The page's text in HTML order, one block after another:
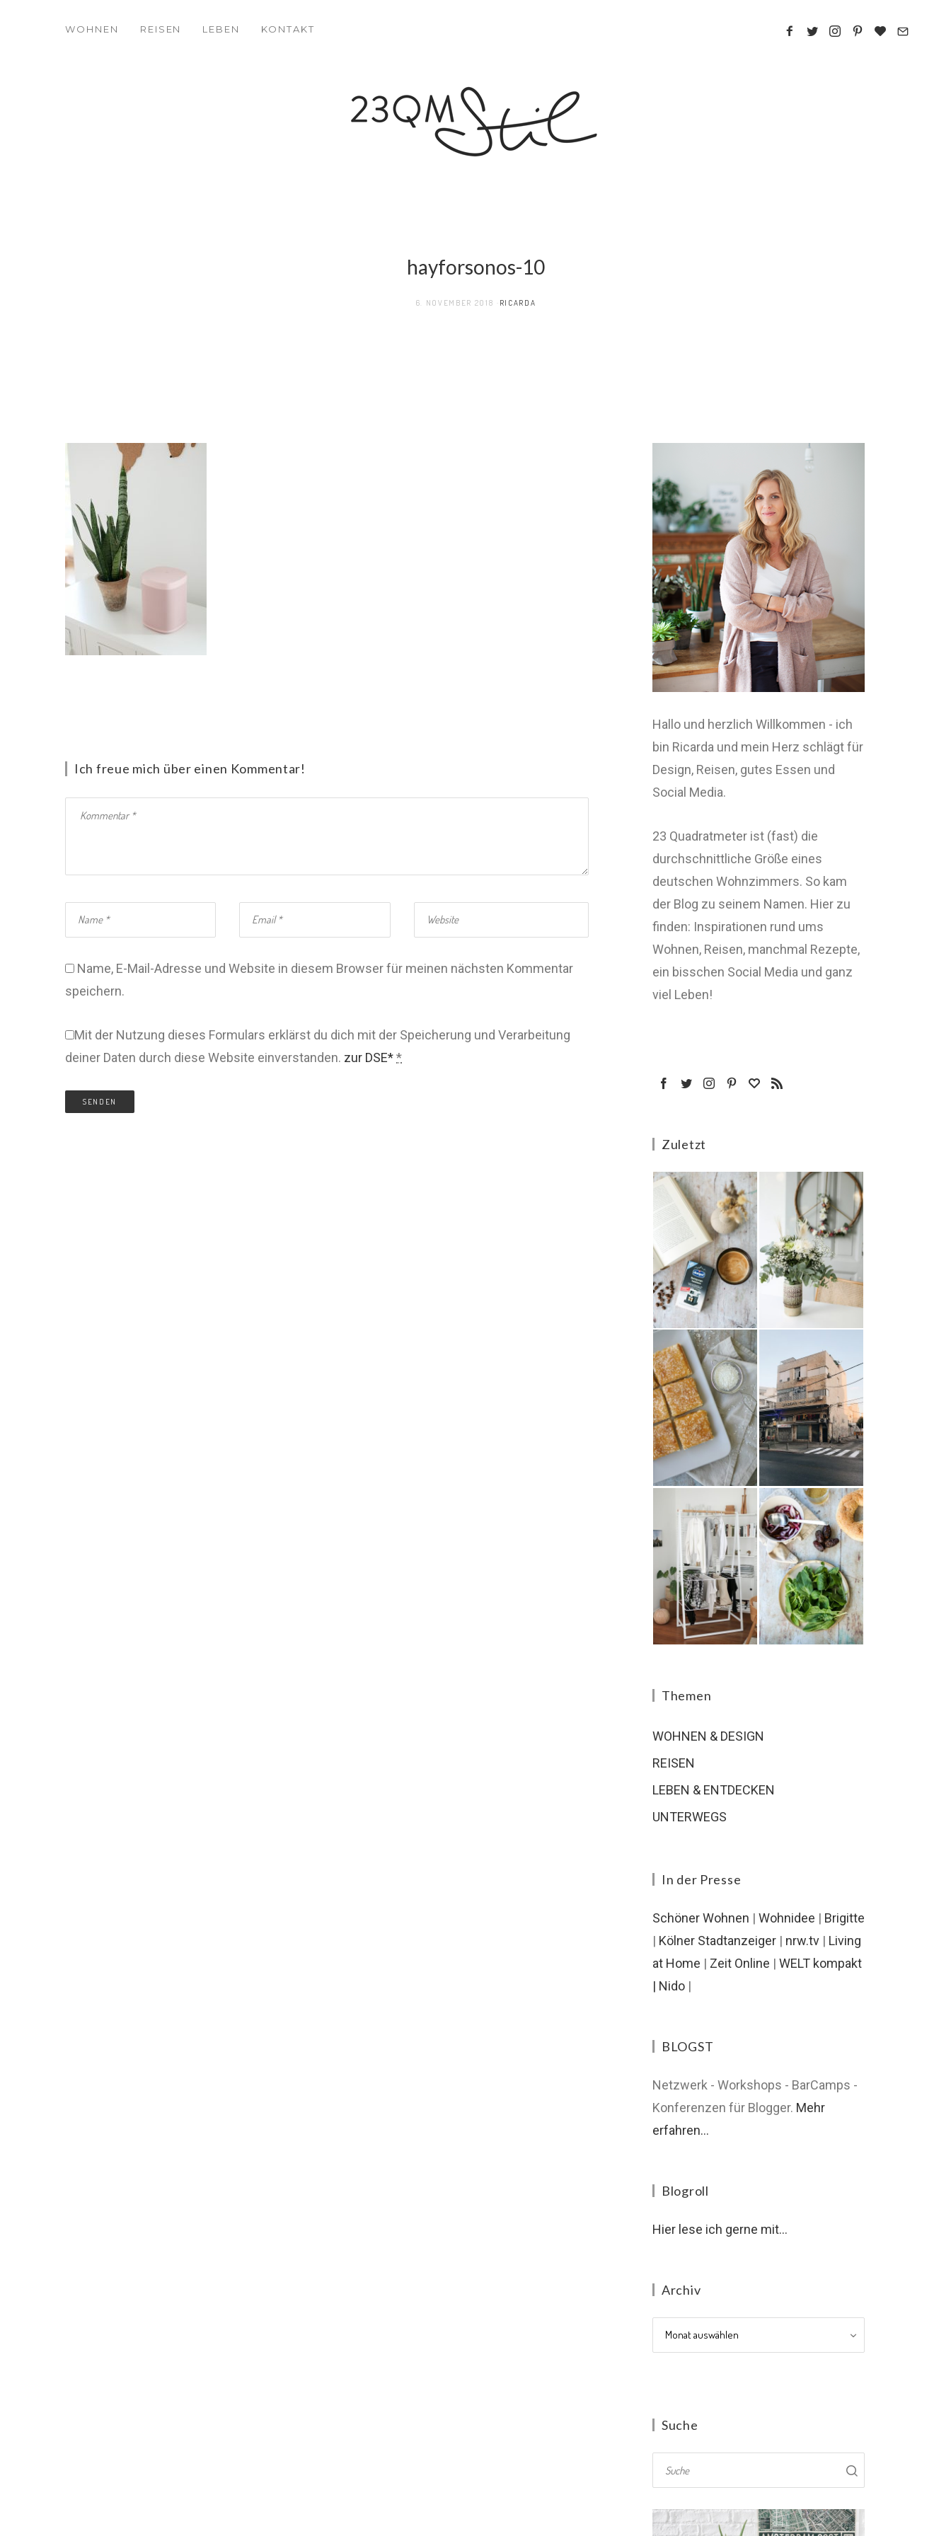
WOHNEN REISEN LEBEN KONTAKT
hayforsonos-10
6. NOVEMBER 2018 RICARDA
Ich freue mich über einen Kommentar!
Name, E-Mail-Adresse und Website in diesem Browser für meinen nächsten Kommentar
speichern.
Mit der Nutzung dieses Formulars erklärst du dich mit der Speicherung und Verarbeitung
deiner Daten durch diese Website einverstanden. zur DSE**
Hallo und herzlich Willkommen - ich
bin Ricarda und mein Herz schlägt für
Design, Reisen, gutes Essen und
Social Media.
23 Quadratmeter ist (fast) die
durchschnittliche Größe eines
deutschen Wohnzimmers. So kam
der Blog zu seinem Namen. Hier zu
finden: Inspirationen rund ums
Wohnen, Reisen, manchmal Rezepte,
ein bisschen Social Media und ganz
viel Leben!
Zuletzt
Themen
WOHNEN & DESIGN
REISEN
LEBEN & ENTDECKEN
UNTERWEGS
In der Presse
Schöner Wohnen | Wohnidee | Brigitte
| Kölner Stadtanzeiger | nrw.tv | Living
at Home | Zeit Online | WELT kompakt
| Nido |
BLOGST
Netzwerk - Workshops - BarCamps -
Konferenzen für Blogger. Mehr
erfahren...
Blogroll
Hier lese ich gerne mit...
Archiv
Archiv
Suche